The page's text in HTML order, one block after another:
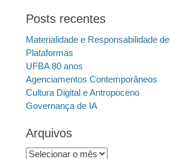
Posts recentes
Materialidade e Responsabilidade de
Plataformas
UFBA 80 anos
Agenciamentos Contemporâneos
Cultura Digital e Antropoceno
Governança de IA
Arquivos
Arquivos